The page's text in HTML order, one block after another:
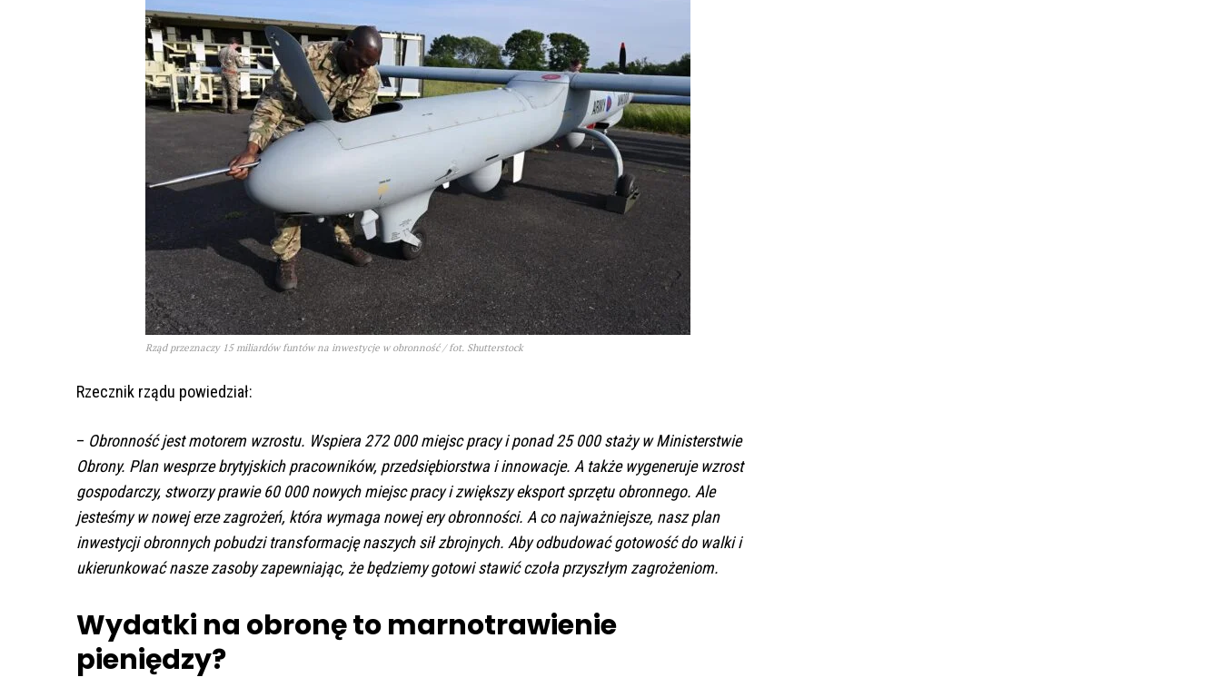
Rząd przeznaczy 15 miliardów funtów na inwestycje w obronność / fot. Shutterstock
Rzecznik rządu powiedział:
– Obronność jest motorem wzrostu. Wspiera 272 000 miejsc pracy i ponad 25 000 staży w Ministerstwie
Obrony. Plan wesprze brytyjskich pracowników, przedsiębiorstwa i innowacje. A także wygeneruje wzrost
gospodarczy, stworzy prawie 60 000 nowych miejsc pracy i zwiększy eksport sprzętu obronnego. Ale
jesteśmy w nowej erze zagrożeń, która wymaga nowej ery obronności. A co najważniejsze, nasz plan
inwestycji obronnych pobudzi transformację naszych sił zbrojnych. Aby odbudować gotowość do walki i
ukierunkować nasze zasoby zapewniając, że będziemy gotowi stawić czoła przyszłym zagrożeniom.
Wydatki na obronę to marnotrawienie
pieniędzy?